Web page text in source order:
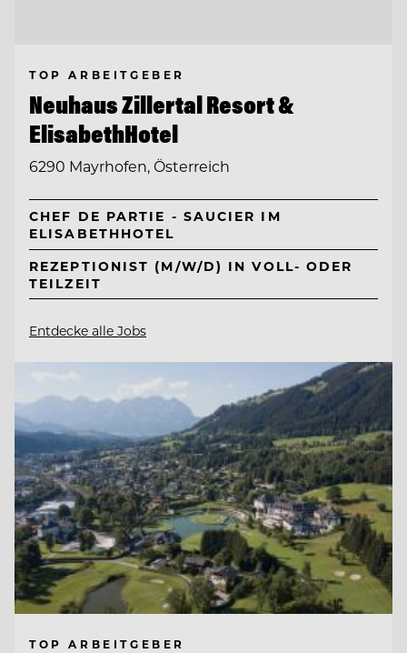
TOP ARBEITGEBER
Neuhaus Zillertal Resort &
ElisabethHotel
6290 Mayrhofen, Österreich
CHEF DE PARTIE - SAUCIER IM
ELISABETHHOTEL
REZEPTIONIST (M/W/D) IN VOLL- ODER
TEILZEIT
Entdecke alle Jobs
TOP ARBEITGEBER